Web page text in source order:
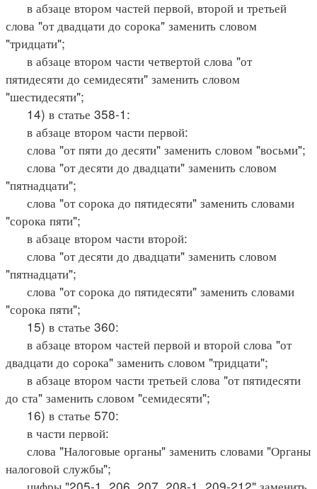
в абзаце втором частей первой, второй и третьей
слова "от двадцати до сорока" заменить словом
"тридцати";
в абзаце втором части четвертой слова "от
пятидесяти до семидесяти" заменить словом
"шестидесяти";
14) в статье 358-1:
в абзаце втором части первой:
слова "от пяти до десяти" заменить словом "восьми";
слова "от десяти до двадцати" заменить словом
"пятнадцати";
слова "от сорока до пятидесяти" заменить словами
"сорока пяти";
в абзаце втором части второй:
слова "от десяти до двадцати" заменить словом
"пятнадцати";
слова "от сорока до пятидесяти" заменить словами
"сорока пяти";
15) в статье 360:
в абзаце втором частей первой и второй слова "от
двадцати до сорока" заменить словом "тридцати";
в абзаце втором части третьей слова "от пятидесяти
до ста" заменить словом "семидесяти";
16) в статье 570:
в части первой:
слова "Налоговые органы" заменить словами "Органы
налоговой службы";